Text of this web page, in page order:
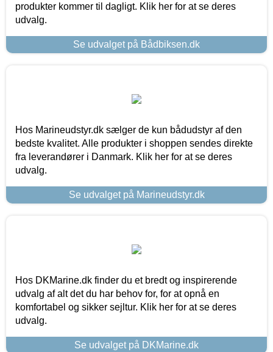
produkter kommer til dagligt. Klik her for at se deres
udvalg.
Se udvalget på Bådbiksen.dk
Hos Marineudstyr.dk sælger de kun bådudstyr af den
bedste kvalitet. Alle produkter i shoppen sendes direkte
fra leverandører i Danmark. Klik her for at se deres
udvalg.
Se udvalget på Marineudstyr.dk
Hos DKMarine.dk finder du et bredt og inspirerende
udvalg af alt det du har behov for, for at opnå en
komfortabel og sikker sejltur. Klik her for at se deres
udvalg.
Se udvalget på DKMarine.dk